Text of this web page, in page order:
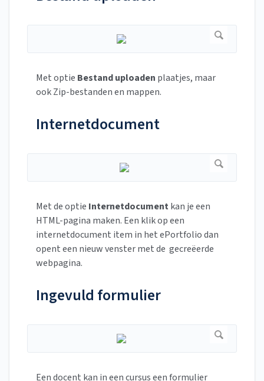
Met optie Bestand uploaden plaatjes, maar
ook Zip-bestanden en mappen.
Internetdocument
Met de optie Internetdocumentkan je een
HTML-pagina maken. Een klik op een
internetdocument item in het ePortfolio dan
opent een nieuw venster met de gecreëerde
webpagina.
Ingevuld formulier
Een docent kan in een cursus een formulier